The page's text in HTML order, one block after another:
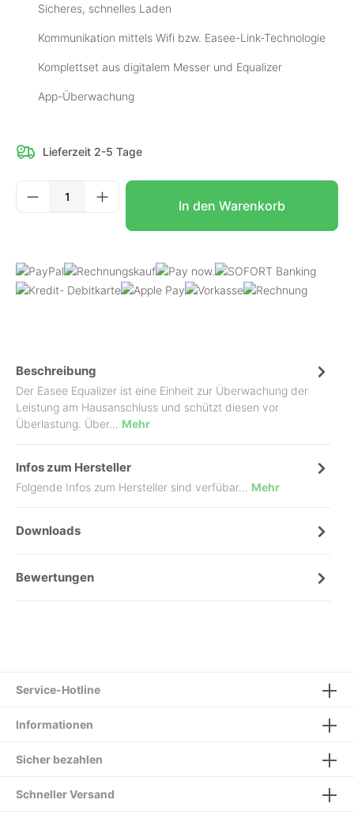
Sicheres, schnelles Laden
Kommunikation mittels Wifi bzw. Easee-Link-Technologie
Komplettset aus digitalem Messer und Equalizer
App-Überwachung
Lieferzeit 2-5 Tage
Produkt Anzahl: Gib den gewünschten
In den Warenkorb
Beschreibung
Der Easee Equalizer ist eine Einheit zur Überwachung der
Leistung am Hausanschluss und schützt diesen vor
Überlastung. Über… Mehr
Infos zum Hersteller
Folgende Infos zum Hersteller sind verfübar... Mehr
Downloads
Bewertungen
Service-Hotline
Informationen
Sicher bezahlen
Schneller Versand